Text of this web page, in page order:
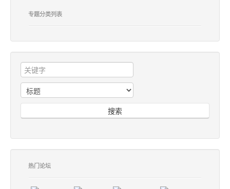
社区
旧版临时
专题分类列表
搜索
热门论坛